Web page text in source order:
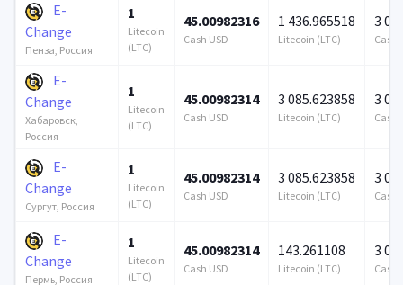
E-
Change
Пенза, Россия
1
Litecoin
(LTC)
45.00982316
Cash USD
1 436.965518
Litecoin (LTC)
3
Cash
E-
Change
Хабаровск,
Россия
1
Litecoin
(LTC)
45.00982314
Cash USD
3 085.623858
Litecoin (LTC)
3
Cash
E-
Change
Сургут, Россия
1
Litecoin
(LTC)
45.00982314
Cash USD
3 085.623858
Litecoin (LTC)
3
Cash
E-
Change
Пермь, Россия
1
Litecoin
(LTC)
45.00982314
Cash USD
143.261108
Litecoin (LTC)
3
Cash